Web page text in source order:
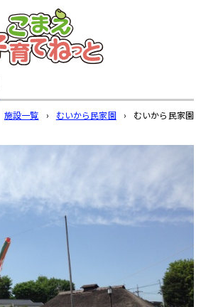
のページの本文へ
施設一覧 › むいから民家園 › むいから民家園